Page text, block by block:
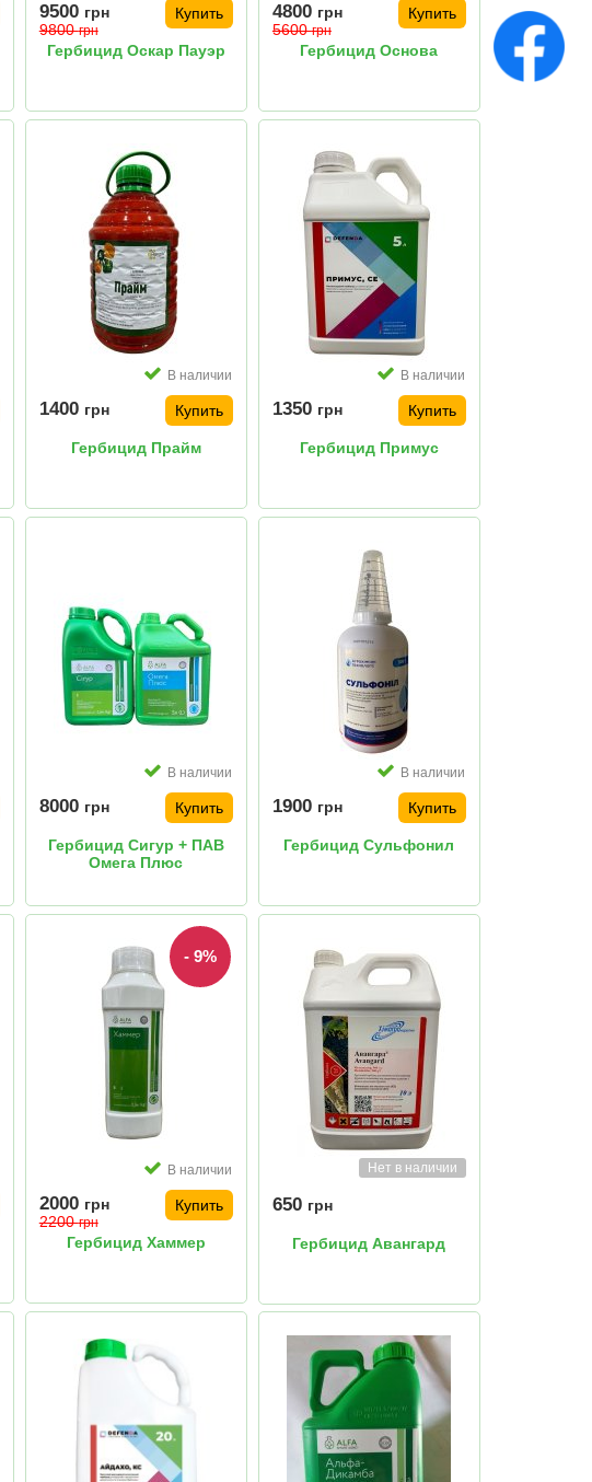
9500 грн
9800грн
Купить
Гербицид Оскар Пауэр
4800 грн
5600грн
Купить
Гербицид Основа
В наличии
1400 грн Купить
Гербицид Прайм
В наличии
1350 грн Купить
Гербицид Примус
В наличии
8000 грн Купить
Гербицид Сигур + ПАВ
Омега Плюс
В наличии
1900 грн Купить
Гербицид Сульфонил
- 9%
В наличии
2000 грн
2200грн
Купить
Гербицид Хаммер
Нет в наличии
650 грн
Гербицид Авангард